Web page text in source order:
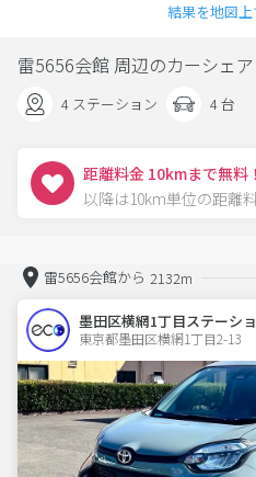
結果を地図
雷5656会館 周辺のカーシェ
4 ステーション 4 台
距離料金 10kmまで無料！
以降は10km単位の距離
雷5656会館から 2132m
墨田区横網1丁目ステーシ
東京都墨田区横網1丁目2-13